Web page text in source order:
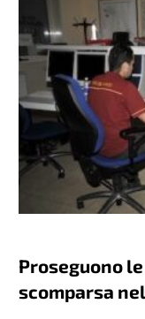
Proseguono
scomparsa